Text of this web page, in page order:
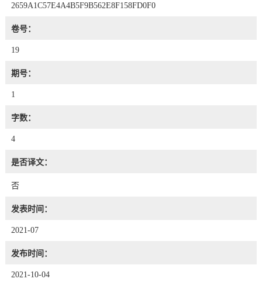
2659A1C57E4A4B5F9B562E8F158FD0F0
卷号：
19
期号：
1
字数：
4
是否译文：
否
发表时间：
2021-07
发布时间：
2021-10-04